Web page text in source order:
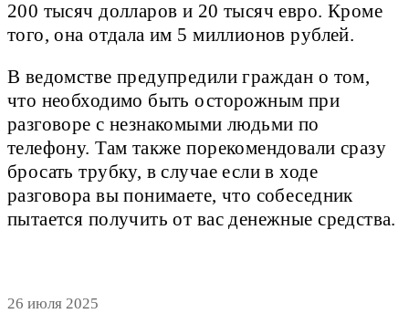
200 тысяч долларов и 20 тысяч евро. Кроме
того, она отдала им 5 миллионов рублей.
В ведомстве предупредили граждан о том,
что необходимо быть осторожным при
разговоре с незнакомыми людьми по
телефону. Там также порекомендовали сразу
бросать трубку, в случае если в ходе
разговора вы понимаете, что собеседник
пытается получить от вас денежные средства.
26 июля 2025